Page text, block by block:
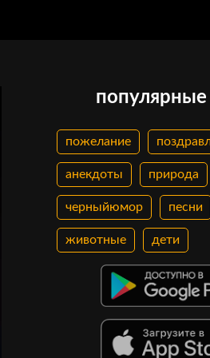
популярные
пожелание
анекдоты природа
черныйюмор песни
животные дети